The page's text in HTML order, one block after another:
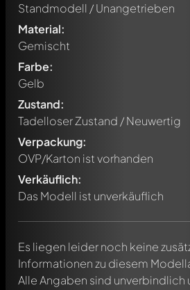
Standmodell / Unangetrieben
Material:
Gemischt
Farbe:
Gelb
Zustand:
Tadelloser Zustand / Neuwertig
Verpackung:
OVP/Karton ist vorhanden
Verkäuflich:
Das Modell ist unverkäuflich
Es liegen leider noch keine
Informationen zu diesem
Alle Angaben sind unverbindlich
Schreibe jetzt einen ersten
Jeder Kommentar kann von allen
werden. Es ist wie ein Chat.
Erwähne andere Modelly-
automatisch darüber informiert.